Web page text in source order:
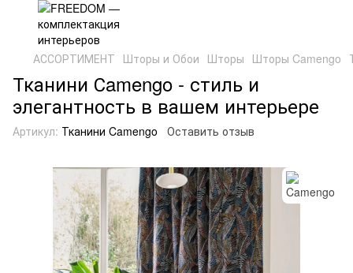
АССОРТИМЕНТ Шторы и Обои Шторы Шторы Camengo
Тканини Сamengo - стиль и
элегантность в вашем интерьере
Артикул: Тканини Camengo Оставить отзыв